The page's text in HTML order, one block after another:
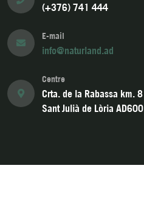
(+376) 741 444
E-mail
info@naturland.ad
Centre
Crta. de la Rabassa km. 8
Sant Julià de Lòria AD600